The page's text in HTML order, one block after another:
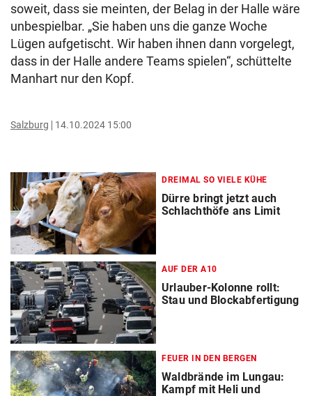
soweit, dass sie meinten, der Belag in der Halle wäre
unbespielbar. „Sie haben uns die ganze Woche
Lügen aufgetischt. Wir haben ihnen dann vorgelegt,
dass in der Halle andere Teams spielen“, schüttelte
Manhart nur den Kopf.
Salzburg 14.10.2024 15:00
DREIMAL SO VIELE KÜHE
Dürre bringt jetzt auch
Schlachthöfe ans Limit
AUF DER A10
Urlauber-Kolonne rollt:
Stau und Blockabfertigung
FEUER IN DEN BERGEN
Waldbrände im Lungau:
Kampf mit Heli und